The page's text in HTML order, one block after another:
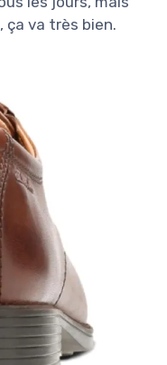
ça va très bien.